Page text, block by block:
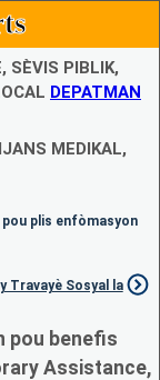
SÈVIS PIBLIK,
DEPATMAN
MEDIKAL,
pou plis enfòmasyon
Travayè Sosyal la
pou benefis
Assistance,